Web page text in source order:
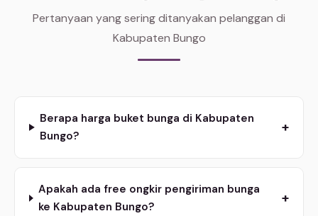
Pertanyaan yang sering ditanyakan pelanggan di
Kabupaten Bungo
Berapa harga buket bunga di Kabupaten
Bungo?
+
Apakah ada free ongkir pengiriman bunga
ke Kabupaten Bungo?
+